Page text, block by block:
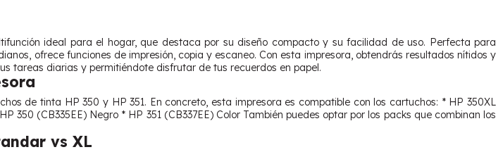
ideal para el hogar, que destaca por su diseño compacto y su facilidad de uso. Perfecta para
ofrece funciones de impresión, copia y escaneo. Con esta impresora, obtendrás resultados nítidos y
tareas diarias y permitiéndote disfrutar de tus recuerdos en papel.
de tinta HP 350 y HP 351. En concreto, esta impresora es compatible con los cartuchos: * HP 350XL
350 (CB335EE) Negro * HP 351 (CB337EE) Color También puedes optar por los packs que combinan los
vs XL